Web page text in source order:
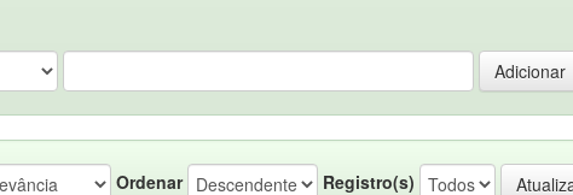
Ordenar Registro(s)